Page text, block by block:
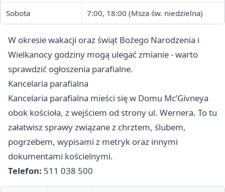
Sobota 7:00, 18:00 (Msza św. niedzielna)
W okresie wakacji oraz świąt Bożego Narodzenia i
Wielkanocy godziny mogą ulegać zmianie - warto
sprawdzić ogłoszenia parafialne.
Kancelaria parafialna
Kancelaria parafialna mieści się w Domu Mc’Givneya
obok kościoła, z wejściem od strony ul. Wernera. To tu
załatwisz sprawy związane z chrztem, ślubem,
pogrzebem, wypisami z metryk oraz innymi
dokumentami kościelnymi.
Telefon: 511 038 500